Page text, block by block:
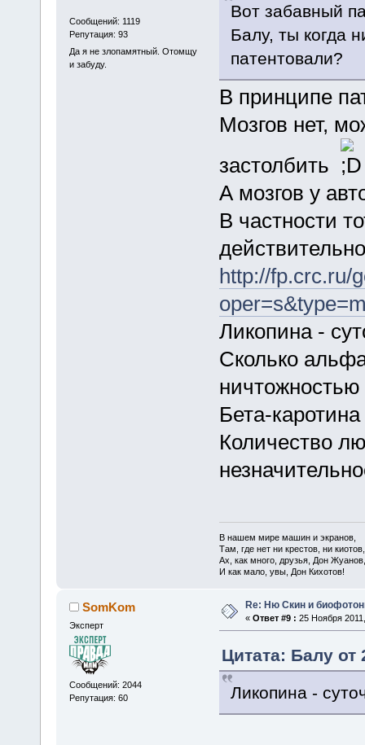
Сообщений: 1119
Репутация: 93
Да я не злопамятный. Отомщу
и забуду.
Вот забавный
Балу, ты когда
патентовали?
В принципе
Мозгов нет,
застолбить
А мозгов у
В частности
http://fp.crc.ru/
Ликопина -
Сколько
ничтожностью
Бета-
Количество
В нашем мире машин и экранов,
Там, где нет ни крестов, ни киотов,
Ах, как много, друзья, Дон Жуанов,
И как мало, увы, Дон Кихотов!
SomKom
Эксперт
Сообщений: 2044
Репутация: 60
Re: Ню Скин и
« Ответ #9 : 25 Ноября
Цитата: Балу от
Ликопина -